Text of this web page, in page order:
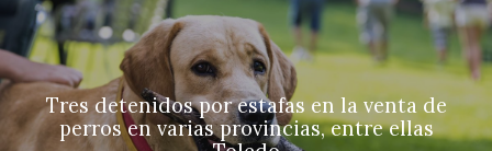
Tres detenidos por estafas en la venta de
perros en varias provincias, entre ellas